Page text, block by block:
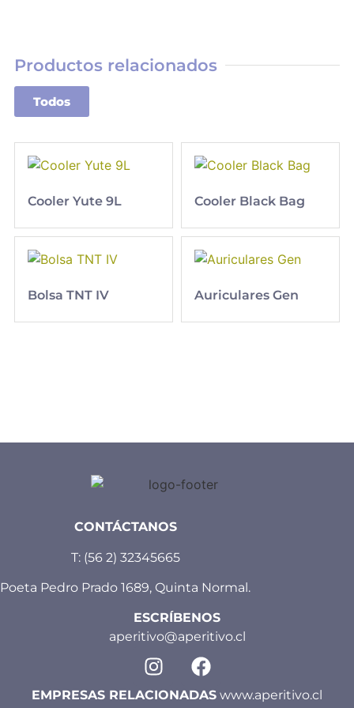
Productos relacionados
Todos
Cooler Yute 9L Cooler Black Bag
Bolsa TNT IV Auriculares Gen
CONTÁCTANOS
T: (56 2) 32345665
Poeta Pedro Prado 1689, Quinta Normal.
ESCRÍBENOS
aperitivo@aperitivo.cl
EMPRESAS RELACIONADAS www.aperitivo.cl